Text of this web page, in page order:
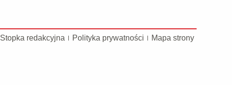
Stopka redakcyjna Polityka prywatności Mapa strony